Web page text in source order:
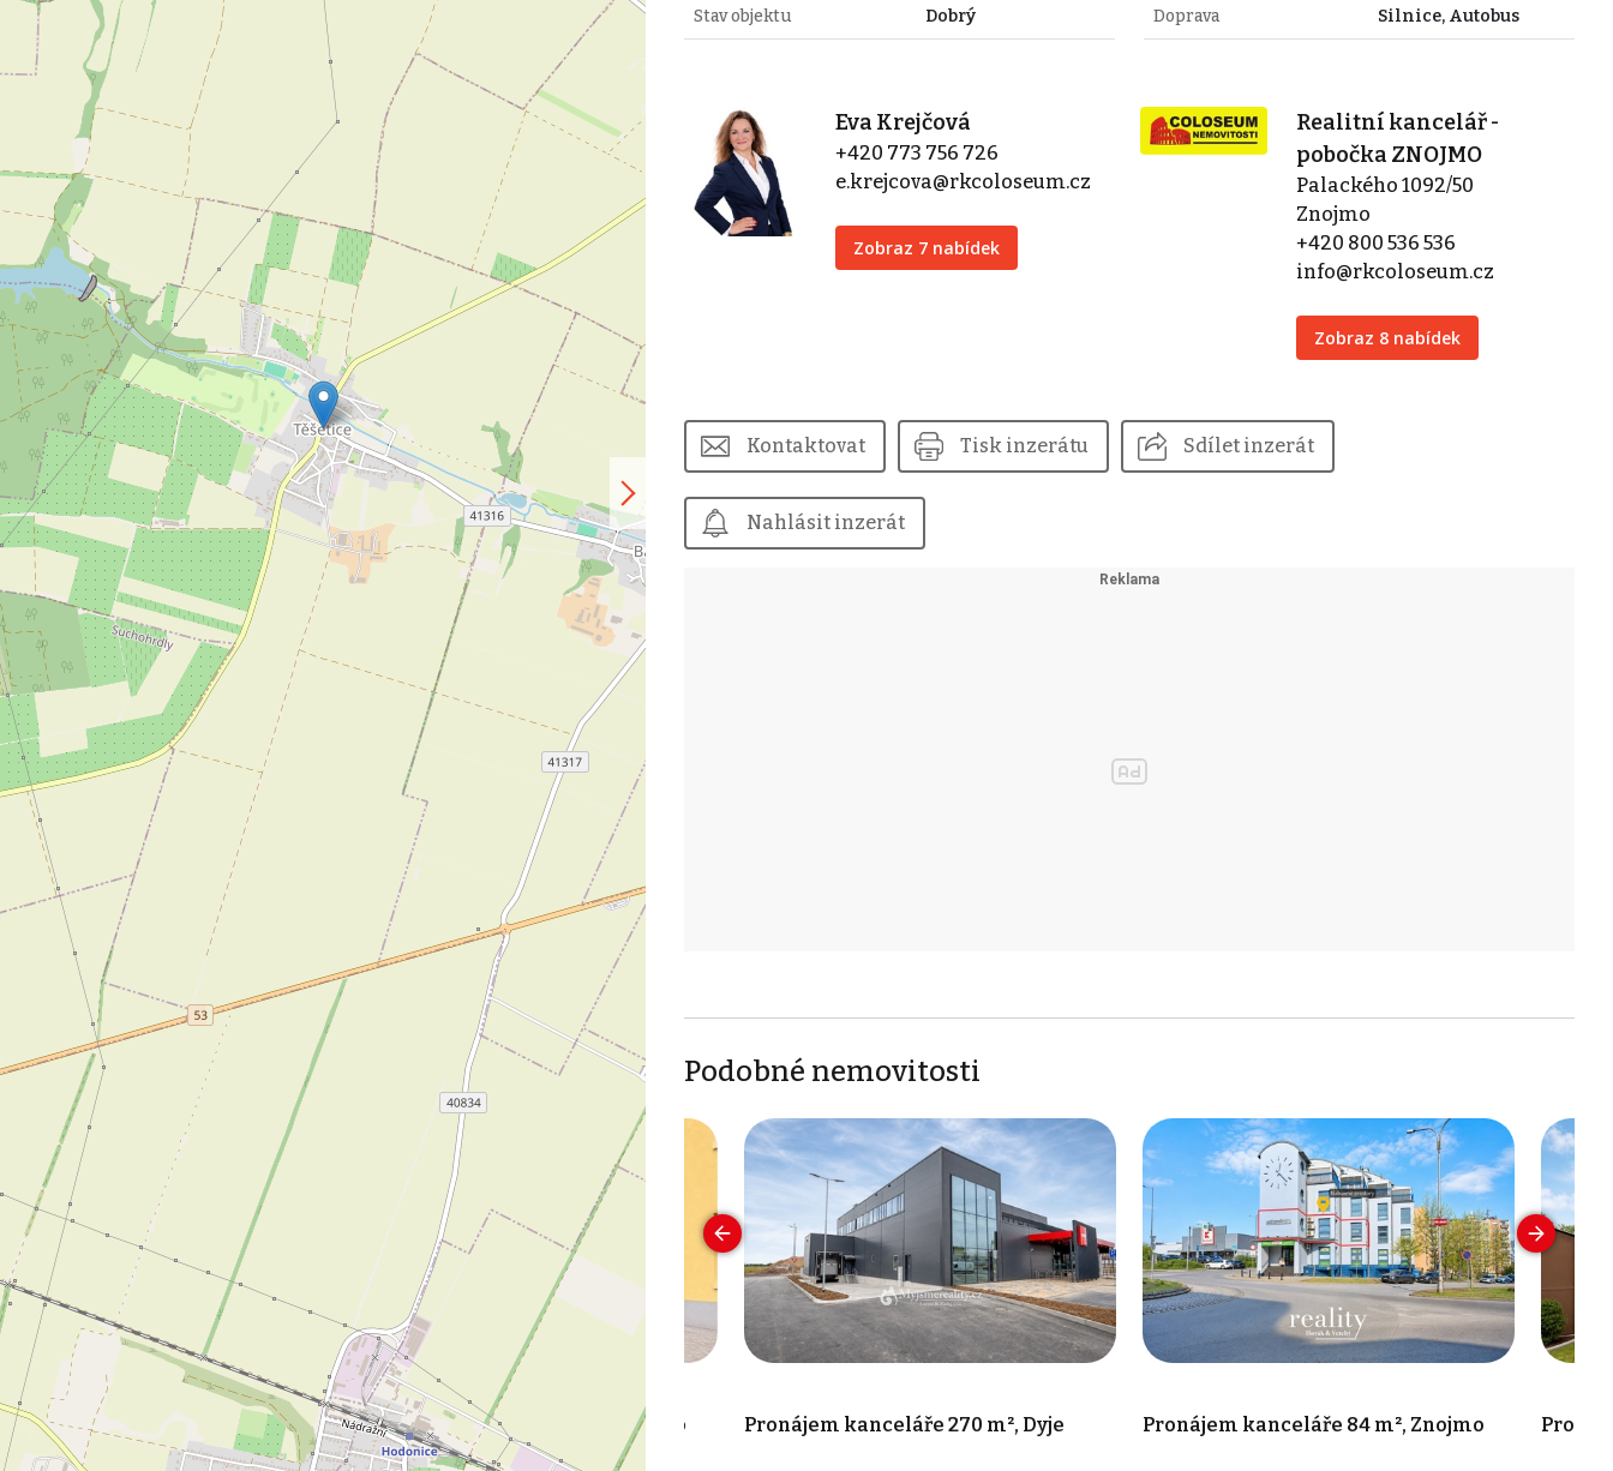
Stav objektu Dobrý Doprava Silnice, Autobus
Eva Krejčová
+420 773 756 726
e.krejcova@rkcoloseum.cz
Zobraz 7 nabídek
Realitní kancelář -
pobočka ZNOJMO
Palackého 1092/50
Znojmo
+420 800 536 536
info@rkcoloseum.cz
Zobraz 8 nabídek
Kontaktovat Tisk inzerátu Sdílet inzerát
Nahlásit inzerát
Podobné nemovitosti
kanceláře 65 m², Znojmo Pronájem kanceláře 65 m², Znojmo Pronájem kanceláře 270 m², Dyje Pronájem kanceláře 84 m², Znojmo